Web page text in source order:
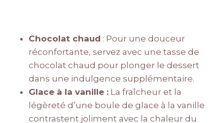
Chocolat chaud : Pour une douceur
réconfortante, servez avec une tasse de
chocolat chaud pour plonger le dessert
dans une indulgence supplémentaire.
Glace à la vanille : La fraîcheur et la
légèreté d’une boule de glace à la vanille
contrastent joliment avec la chaleur du